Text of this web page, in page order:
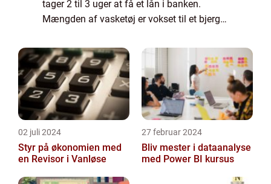
tager 2 til 3 uger at få et lån i banken.
Mængden af vasketøj er vokset til et bjerg
tiden, kan virke uoverkommelig. Her ...
02 juli 2024
Styr på økonomien med
en Revisor i Vanløse
27 februar 2024
Bliv mester i dataanalyse
med Power BI kursus